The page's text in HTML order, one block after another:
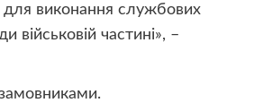
для виконання службових
частині», –